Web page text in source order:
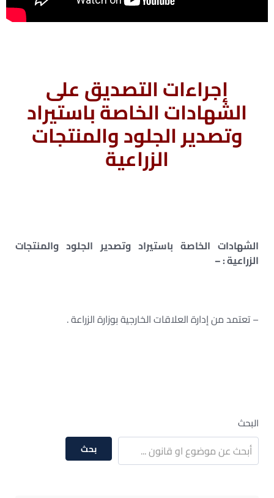
إجراءات التصديق على
الشهادات الخاصة باستيراد
وتصدير الجلود والمنتجات
الزراعية
الشهادات الخاصة باستيراد وتصدير الجلود والمنتجات
الزراعية : –
– تعتمد من إدارة العلاقات الخارجية بوزارة الزراعة .
البحث
بحث